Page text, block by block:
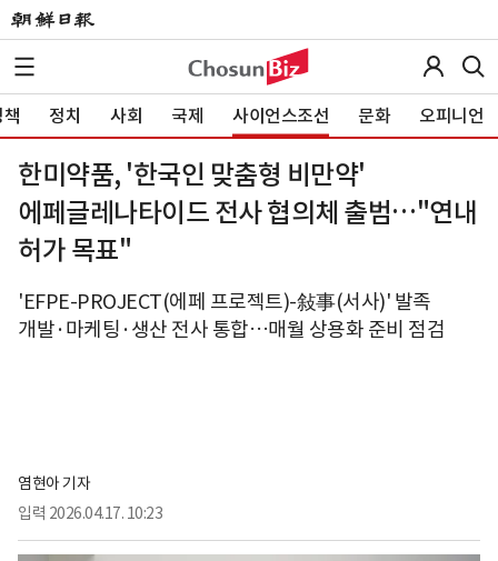
정치 사회 국제 사이언스조선 문화 오피니언
한미약품, '한국인 맞춤형 비만약'
에페글레나타이드 전사 협의체 출범…"연내
허가 목표"
'EFPE-PROJECT(에페 프로젝트)-敍事(서사)' 발족
개발·마케팅·생산 전사 통합…매월 상용화 준비 점검
염현아 기자
입력 2026.04.17. 10:23